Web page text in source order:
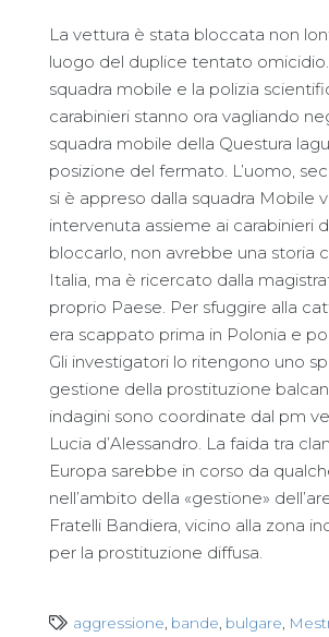
La vettura è stata bloccata non
luogo del duplice tentato omicidio.
squadra mobile e la polizia
carabinieri stanno ora vagliando
squadra mobile della Questura
posizione del fermato. L’uomo,
si è appreso dalla squadra Mobile
intervenuta assieme ai carabinieri
bloccarlo, non avrebbe una storia
Italia, ma è ricercato dalla
proprio Paese. Per sfuggire alla
era scappato prima in Polonia e
Gli investigatori lo ritengono uno
gestione della prostituzione
indagini sono coordinate dal pm
Lucia d’Alessandro. La faida tra
Europa sarebbe in corso da
nell’ambito della «gestione»
Fratelli Bandiera, vicino alla zona
per la prostituzione diffusa.
aggressione, bande, bulgare,